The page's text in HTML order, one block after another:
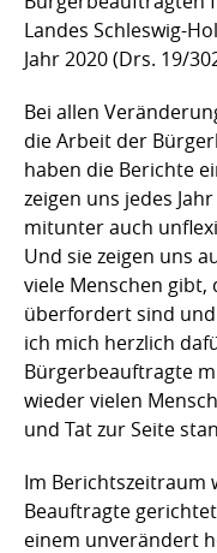
Landes Schleswig-
Jahr 2020 (Drs. 19/
Bei allen
die Arbeit der
haben die Berichte
zeigen uns jedes
mitunter auch
Und sie zeigen uns
viele Menschen gibt,
überfordert sind
ich mich herzlich
Bürgerbeauftragte
wieder vielen
und Tat zur Seite
Im Berichtszeitraum
Beauftragte
einem unverändert